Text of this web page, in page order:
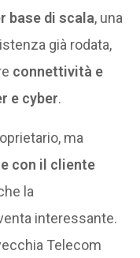
base di scala, una
già rodata,
connettività e
e cyber.
ma
con il cliente
la
interessante.
Telecom